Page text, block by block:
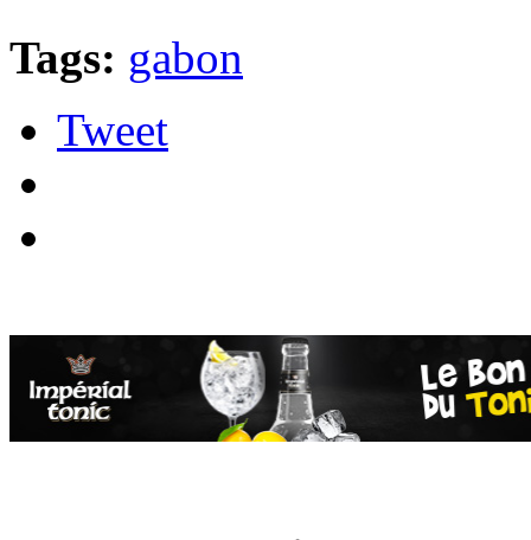
Tags: gabon
Tweet